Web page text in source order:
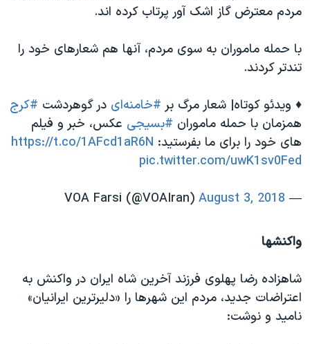
مردم معترض گاز اشک آور پرتاب کرده اند.
با حمله ماموران به سوی مردم، آنها هم شعارهای خود را
تندتر کردند.
♦️ ویدئو کوتاه‌| شعار مرگ بر #خامنه‌ای در گوهردشت #کرج
همزمان با حمله ماموران #بسیجی عكس، خبر و فيلم
هاى خود را براى ما بفرستيد: https://t.co/1AFcd1aR6N
pic.twitter.com/uwK1sv0Fed
— VOA Farsi (@VOAIran)
August 3, 2018
واکنشها
شاهزاده رضا پهلوی فرزند آخرین شاه ایران در واکنش به
اعتراضات جدید، مردم این شهرها را «دلیرترین ایرانیان»
نامید و نوشت:‌